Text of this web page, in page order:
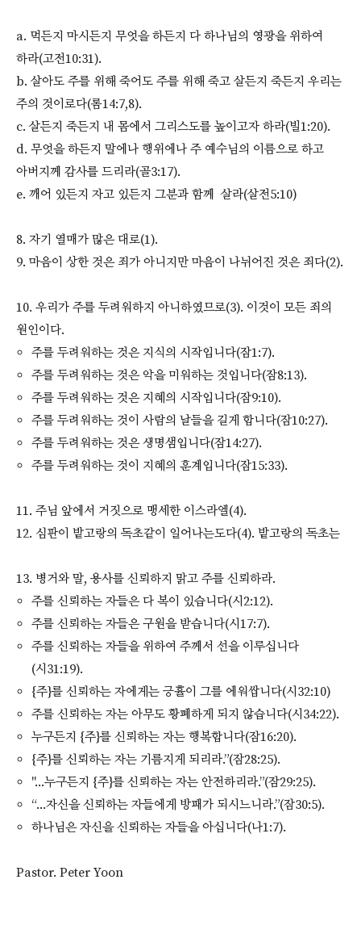
a. 먹든지 마시든지 무엇을 하든지 다 하나님의 영광을 위하여
하라(고전10:31).
b. 살아도 주를 위해 죽어도 주를 위해 죽고 살든지 죽든지 우리는
주의 것이로다(롬14:7,8).
c. 살든지 죽든지 내 몸에서 그리스도를 높이고자 하라(빌1:20).
d. 무엇을 하든지 말에나 행위에나 주 예수님의 이름으로 하고
아버지께 감사를 드리라(골3:17).
e. 깨어 있든지 자고 있든지 그분과 함께 살라(살전5:10)
8. 자기 열매가 많은 대로(1).
9. 마음이 상한 것은 죄가 아니지만 마음이 나뉘어진 것은 죄다(2).
10. 우리가 주를 두려워하지 아니하였므로(3). 이것이 모든 죄의
원인이다.
주를 두려워하는 것은 지식의 시작입니다(잠1:7).
주를 두려워하는 것은 악을 미워하는 것입니다(잠8:13).
주를 두려워하는 것은 지혜의 시작입니다(잠9:10).
주를 두려워하는 것이 사람의 날들을 길게 합니다(잠10:27).
주를 두려워하는 것은 생명샘입니다(잠14:27).
주를 두려워하는 것이 지혜의 훈계입니다(잠15:33).
11. 주님 앞에서 거짓으로 맹세한 이스라엘(4).
12. 심판이 밭고랑의 독초같이 일어나는도다(4). 밭고랑의 독초는
13. 병거와 말, 용사를 신뢰하지 맑고 주를 신뢰하라.
주를 신뢰하는 자들은 다 복이 있습니다(시2:12).
주를 신뢰하는 자들은 구원을 받습니다(시17:7).
주를 신뢰하는 자들을 위하여 주께서 선을 이루십니다
(시31:19).
{주}를 신뢰하는 자에게는 긍휼이 그를 에워쌉니다(시32:10)
주를 신뢰하는 자는 아무도 황폐하게 되지 않습니다(시34:22).
누구든지 {주}를 신뢰하는 자는 행복합니다(잠16:20).
{주}를 신뢰하는 자는 기름지게 되리라.”(잠28:25).
"...누구든지 {주}를 신뢰하는 자는 안전하리라.”(잠29:25).
“...자신을 신뢰하는 자들에게 방패가 되시느니라.”(잠30:5).
하나님은 자신을 신뢰하는 자들을 아십니다(나1:7).
Pastor. Peter Yoon